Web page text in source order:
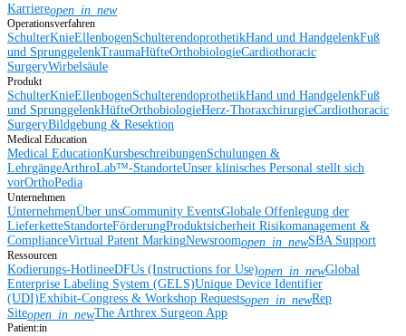
Karriereopen_in_new
Operationsverfahren
SchulterKnieEllenbogenSchulterendoprothetikHand und HandgelenkFuß
und SprunggelenkTraumaHüfteOrthobiologieCardiothoracic
SurgeryWirbelsäule
Produkt
SchulterKnieEllenbogenSchulterendoprothetikHand und HandgelenkFuß
und SprunggelenkHüfteOrthobiologieHerz-ThoraxchirurgieCardiothoracic
SurgeryBildgebung & Resektion
Medical Education
Medical EducationKursbeschreibungenSchulungen &
LehrgängeArthroLab™-StandorteUnser klinisches Personal stellt sich
vorOrthoPedia
Unternehmen
UnternehmenÜber unsCommunity EventsGlobale Offenlegung der
LieferketteStandorteFörderungProduktsicherheit Risikomanagement &
ComplianceVirtual Patent MarkingNewsroomopen_in_newSBA Support
Ressourcen
Kodierungs-HotlineeDFUs (Instructions for Use)open_in_newGlobal
Enterprise Labeling System (GELS)Unique Device Identifier
(UDI)Exhibit-Congress & Workshop Requestsopen_in_newRep
Siteopen_in_newThe Arthrex Surgeon App
Patient:in